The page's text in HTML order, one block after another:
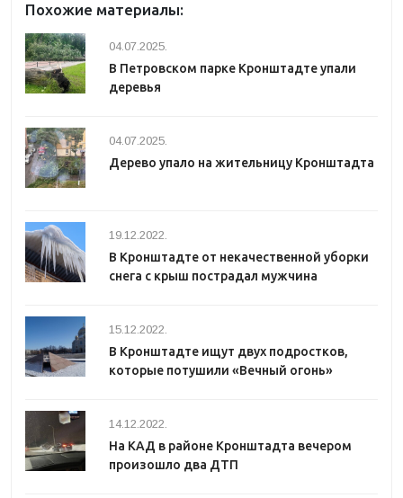
Похожие материалы:
04.07.2025.
В Петровском парке Кронштадте упали
деревья
04.07.2025.
Дерево упало на жительницу Кронштадта
19.12.2022.
В Кронштадте от некачественной уборки
снега с крыш пострадал мужчина
15.12.2022.
В Кронштадте ищут двух подростков,
которые потушили «Вечный огонь»
14.12.2022.
На КАД в районе Кронштадта вечером
произошло два ДТП